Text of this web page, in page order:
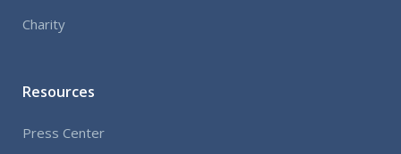
Charity
Resources
Press Center